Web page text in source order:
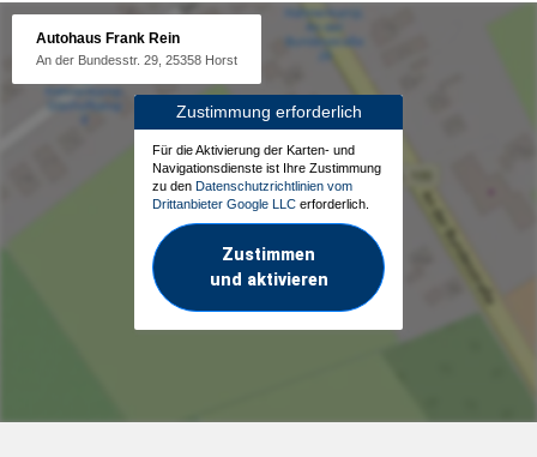
Autohaus Frank Rein
An der Bundesstr. 29, 25358 Horst
Zustimmung erforderlich
Für die Aktivierung der Karten- und
Navigationsdienste ist Ihre Zustimmung
zu den Datenschutzrichtlinien vom
Drittanbieter Google LLC erforderlich.
Zustimmen
und aktivieren